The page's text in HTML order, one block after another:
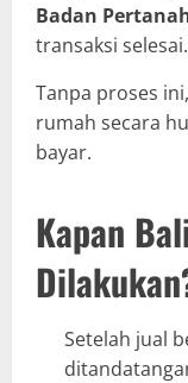
Badan
transaksi selesai.
Tanpa proses
rumah secara
bayar.
Kapan
Setelah jual